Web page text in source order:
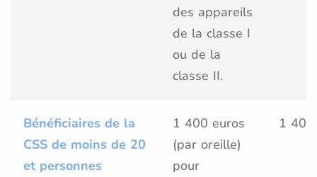
des appareils
de la classe I
ou de la
classe II.
Bénéficiaires de la
CSS de moins de 20
et personnes
1 400 euros
(par oreille)
pour
1